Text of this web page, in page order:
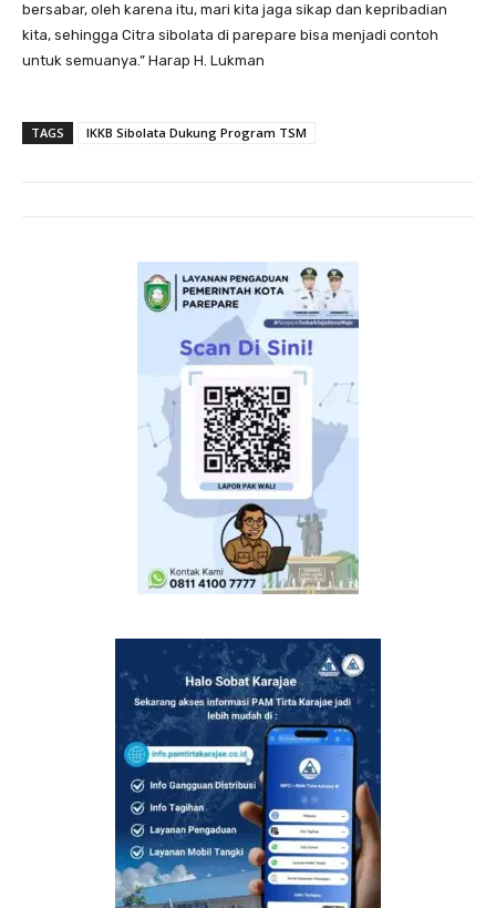
bersabar, oleh karena itu, mari kita jaga sikap dan kepribadian
kita, sehingga Citra sibolata di parepare bisa menjadi contoh
untuk semuanya.” Harap H. Lukman
TAGS IKKB Sibolata Dukung Program TSM